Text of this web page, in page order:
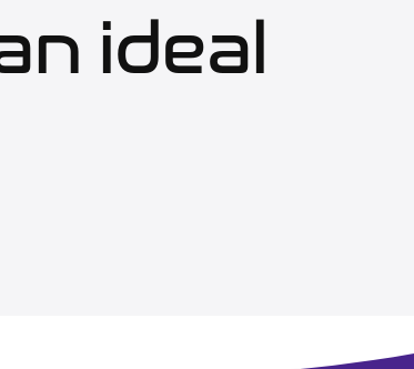
ideal